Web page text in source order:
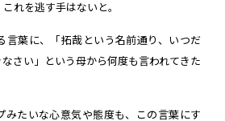
れを逃す手はないと。
言葉に、「拓哉という名前通り、いつだ
さい」という母から何度も言われてきた
みたいな心意気や態度も、この言葉にす